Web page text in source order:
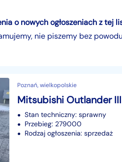
o nowych ogłoszeniach z tej
nie piszemy bez
Poznań, wielkopolskie
Mitsubishi Outlander
Stan techniczny: sprawny
Przebieg: 279000
Rodzaj ogłoszenia: sprzedaż